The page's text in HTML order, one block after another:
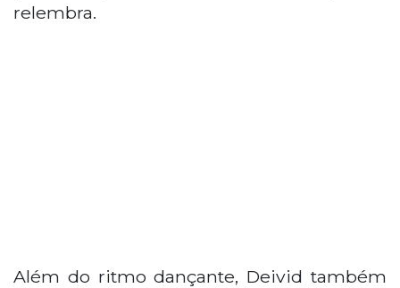
relembra.
Além do ritmo dançante, Deivid também